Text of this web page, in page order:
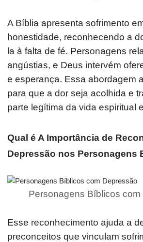
A Bíblia apresenta sofrimento
honestidade, reconhecendo a
la à falta de fé. Personagens
angústias, e Deus intervém
e esperança. Essa abordagem
para que a dor seja acolhida e
parte legítima da vida espiritual
Qual é A Importância de
Depressão nos Personagens
Personagens Bíblicos
Esse reconhecimento ajuda a
preconceitos que vinculam